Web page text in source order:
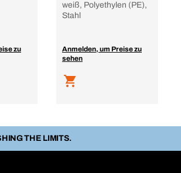
zu
weiß, Polyethylen (PE),
Stahl
Anmelden, um Preise zu
sehen
THE LIMITS.